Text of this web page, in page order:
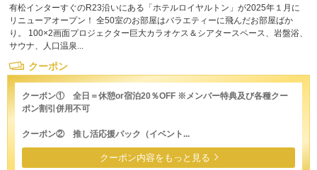
有松インターすぐのR23沿いにある「ホテルロイヤルトン」が2025年１月に
リニューアオープン！ 全50室のお部屋はバラエティーに飛んだお部屋ばか
り。 100×2画面プロジェクター巨大カラオケス＆シアタースペース、岩盤浴、
サウナ、人口温泉...
クーポン
クーポン① 全日＝休憩or宿泊20％OFF ※メンバー特典及び各種クー
ポン割引併用不可
クーポン② 推し活応援パック（イベント...
クーポン内容をもっと見る